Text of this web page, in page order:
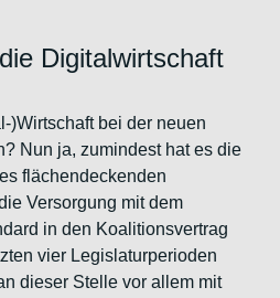
Digitalwirtschaft
)Wirtschaft bei der neuen
Nun ja, zumindest hat es die
flächendeckenden
Versorgung mit dem
in den Koalitionsvertrag
vier Legislaturperioden
dieser Stelle vor allem mit